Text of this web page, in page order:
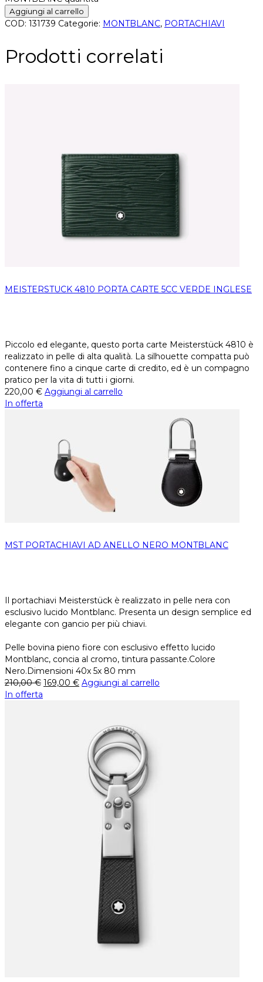
Aggiungi al carrello
COD: 131739 Categorie: MONTBLANC, PORTACHIAVI
Prodotti correlati
MEISTERSTUCK 4810 PORTA CARTE 5CC VERDE INGLESE
Piccolo ed elegante, questo porta carte Meisterstück 4810 è
realizzato in pelle di alta qualità. La silhouette compatta può
contenere fino a cinque carte di credito, ed è un compagno
pratico per la vita di tutti i giorni.
220,00 € Aggiungi al carrello
In offerta
MST PORTACHIAVI AD ANELLO NERO MONTBLANC
Il portachiavi Meisterstück è realizzato in pelle nera con
esclusivo lucido Montblanc. Presenta un design semplice ed
elegante con gancio per più chiavi.
Pelle bovina pieno fiore con esclusivo effetto lucido
Montblanc, concia al cromo, tintura passante.Colore
Nero.Dimensioni 40x 5x 80 mm
210,00€ 169,00 € Aggiungi al carrello
In offerta